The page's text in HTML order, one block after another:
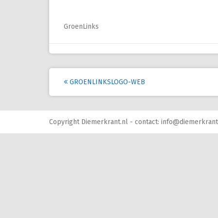
GroenLinks
Post
navigation
GROENLINKSLOGO-WEB
Copyright Diemerkrant.nl - contact: